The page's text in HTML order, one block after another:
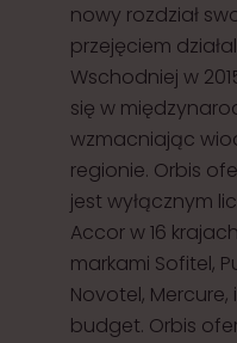
nowy rozdział
przejęciem
Wschodniej w
się w
wzmacniając
regionie. Orbis
jest wyłącznym
Accor w 16
markami Sofitel,
Novotel, Mercure,
budget. Orbis